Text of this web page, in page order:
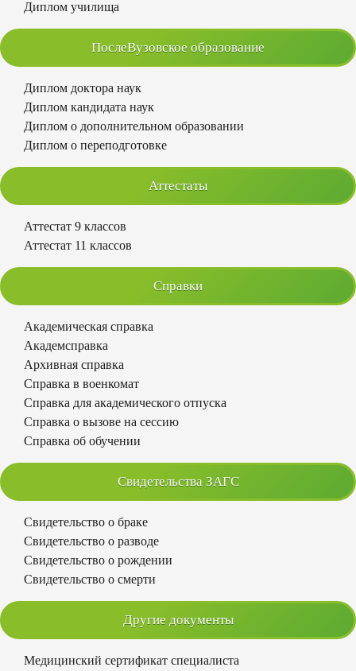
Диплом училища
ПослеВузовское образование
Диплом доктора наук
Диплом кандидата наук
Диплом о дополнительном образовании
Диплом о переподготовке
Аттестаты
Аттестат 9 классов
Аттестат 11 классов
Справки
Академическая справка
Академсправка
Архивная справка
Справка в военкомат
Справка для академического отпуска
Справка о вызове на сессию
Справка об обучении
Свидетельства ЗАГС
Свидетельство о браке
Свидетельство о разводе
Свидетельство о рождении
Свидетельство о смерти
Другие документы
Медицинский сертификат специалиста